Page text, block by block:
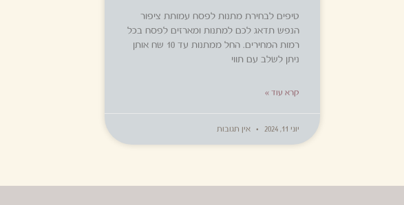
טיפים לבחירת מתנות לפסח עמותת ציפור
הנפש תדאג לכם למתנות ומארזים לפסח בכל
רמות המחירים. החל ממתנות עד 10 שח אותן
ניתן לשלב עם תווי
קרא עוד »
יוני 11, 2024 אין תגובות